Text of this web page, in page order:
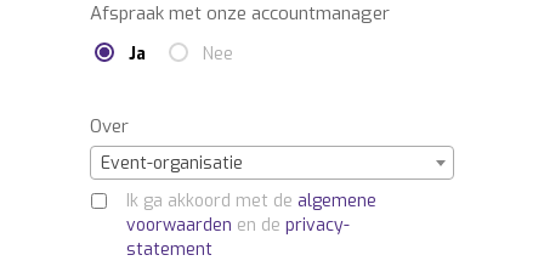
Afspraak met onze accountmanager
Ja Nee
Over
Event-organisatie
Ik ga akkoord met de algemene
voorwaarden en de privacy-
statement